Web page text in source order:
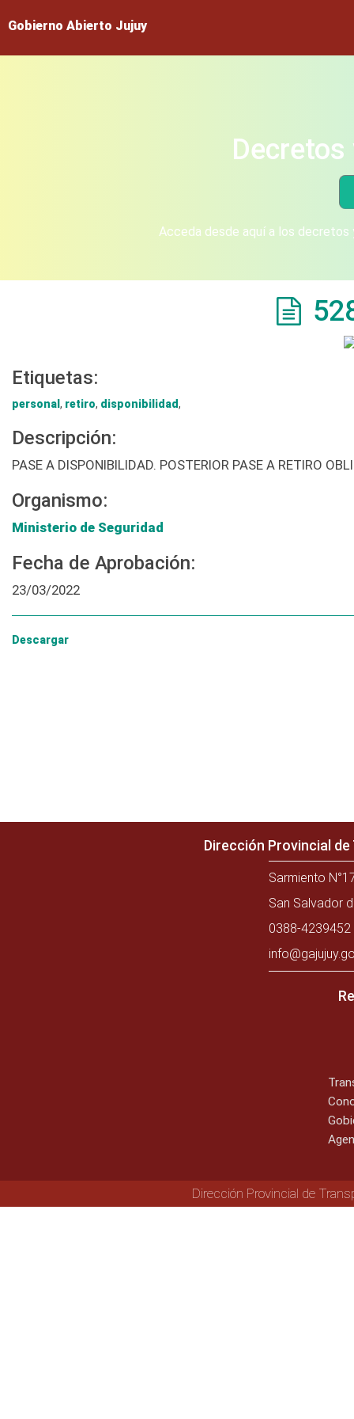
Gobierno Abierto Jujuy
Acceda desde aquí a los
Etiquetas:
personal , retiro, disponibilidad,
Descripción:
PASE A DISPONIBILIDAD. POSTERIOR PASE A RETIRO
Organismo:
Ministerio de Seguridad
Fecha de Aprobación:
23/03/2022
Descargar
Dirección Provincial
Sarmiento
San Salvador
0388-
Dirección Provincial de